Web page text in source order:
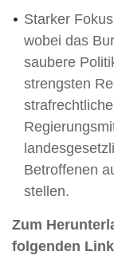
Starker
wobei das
saubere
strengsten
Betroffenen
stellen.
Zum
folgenden